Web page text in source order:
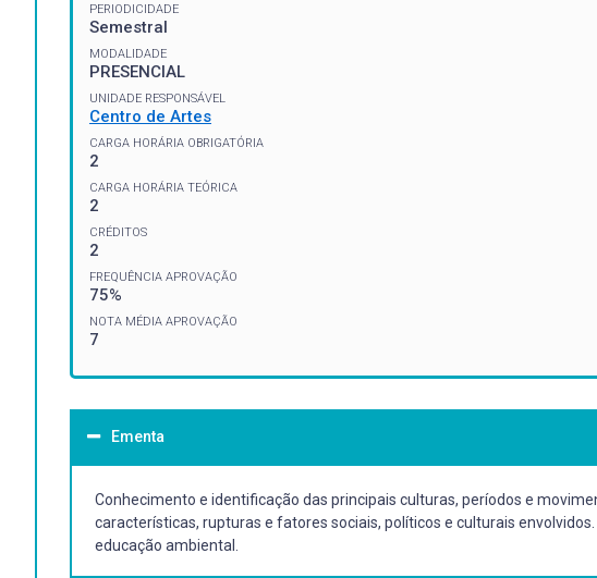
PERIODICIDADE
Semestral
MODALIDADE
PRESENCIAL
UNIDADE RESPONSÁVEL
Centro de Artes
CARGA HORÁRIA OBRIGATÓRIA
2
CARGA HORÁRIA TEÓRICA
2
CRÉDITOS
2
FREQUÊNCIA APROVAÇÃO
75%
NOTA MÉDIA APROVAÇÃO
7
Ementa
Conhecimento e identificação das principais culturas, períodos e
características, rupturas e fatores sociais, políticos e culturais
educação ambiental.